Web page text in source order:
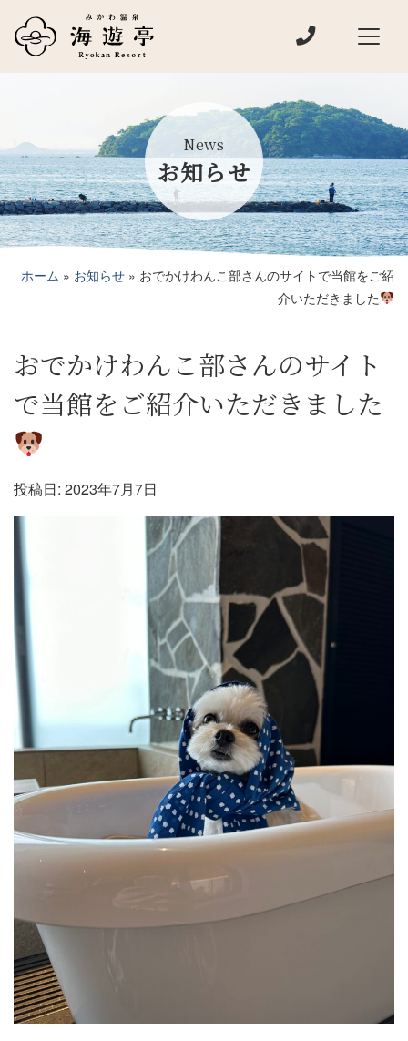
メインナビゲーション 電話でお問い
News
お知らせ
ホーム » お知らせ » おでかけわんこ部さんのサイトで当館をご紹
介いただきました
おでかけわんこ部さんのサイト
で当館をご紹介いただきました
投稿日: 2023年7月7日